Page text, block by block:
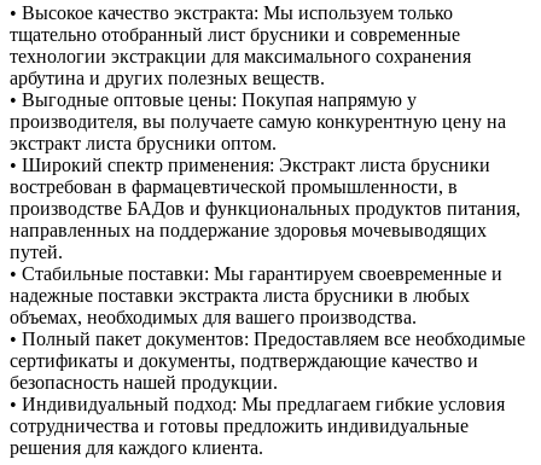
• Высокое качество экстракта: Мы используем только
тщательно отобранный лист брусники и современные
технологии экстракции для максимального сохранения
арбутина и других полезных веществ.
• Выгодные оптовые цены: Покупая напрямую у
производителя, вы получаете самую конкурентную цену на
экстракт листа брусники оптом.
• Широкий спектр применения: Экстракт листа брусники
востребован в фармацевтической промышленности, в
производстве БАДов и функциональных продуктов питания,
направленных на поддержание здоровья мочевыводящих
путей.
• Стабильные поставки: Мы гарантируем своевременные и
надежные поставки экстракта листа брусники в любых
объемах, необходимых для вашего производства.
• Полный пакет документов: Предоставляем все необходимые
сертификаты и документы, подтверждающие качество и
безопасность нашей продукции.
• Индивидуальный подход: Мы предлагаем гибкие условия
сотрудничества и готовы предложить индивидуальные
решения для каждого клиента.